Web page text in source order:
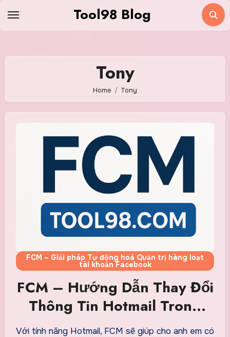
Tool98 Blog
Tony
Home Tony
FCM – Giải pháp Tự động hoá Quản trị hàng loạt
tài khoản Facebook
FCM – Hướng Dẫn Thay Đổi
Thông Tin Hotmail Trong
Accounts Facebook
Với tính năng Hotmail, FCM sẽ giúp cho anh em có